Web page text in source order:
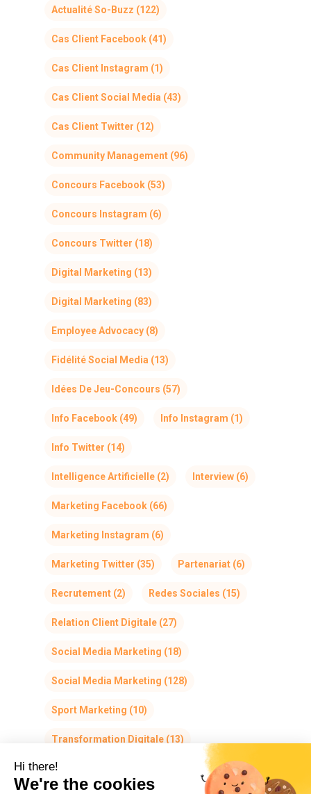
Hi there!
We're the cookies
Actualité So-Buzz (122)
Cas Client Facebook (41)
Cas Client Instagram (1)
Cas Client Social Media (43)
Cas Client Twitter (12)
Community Management (96)
Concours Facebook (53)
Concours Instagram (6)
Concours Twitter (18)
Digital Marketing (13)
Digital Marketing (83)
Employee Advocacy (8)
Fidélité Social Media (13)
Idées De Jeu-Concours (57)
Info Facebook (49) Info Instagram (1)
Info Twitter (14)
Intelligence Artificielle (2) Interview (6)
Marketing Facebook (66)
Marketing Instagram (6)
Marketing Twitter (35) Partenariat (6)
Recrutement (2) Redes Sociales (15)
Relation Client Digitale (27)
Social Media Marketing (18)
Social Media Marketing (128)
Sport Marketing (10)
Transformation Digitale (13)